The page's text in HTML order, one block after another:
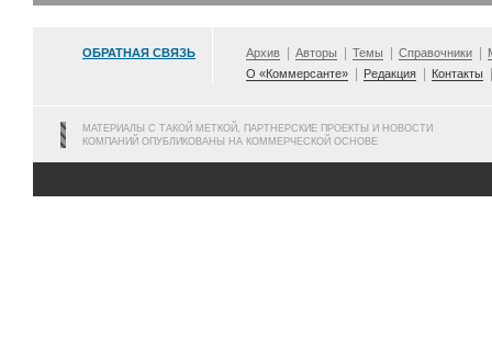
ОБРАТНАЯ СВЯЗЬ Архив Авторы Темы Справочники
О «Коммерсанте»
Редакция Контакты
МАТЕРИАЛЫ С ТАКОЙ МЕТКОЙ, ПАРТНЕРСКИЕ ПРОЕКТЫ И НОВОСТИ
КОМПАНИЙ ОПУБЛИКОВАНЫ НА КОММЕРЧЕСКОЙ ОСНОВЕ